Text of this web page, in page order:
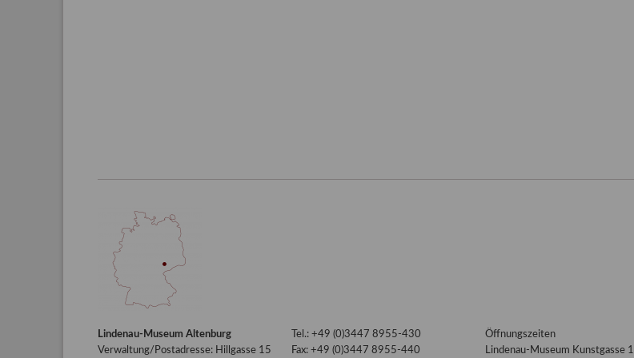
Lindenau-Museum Altenburg
Verwaltung/Postadresse: Hillgasse 15
Tel.: +49 (0)3447 8955-430
Fax: +49 (0)3447 8955-440
Öffnungszeiten
Lindenau-Museum Kunstgasse 1